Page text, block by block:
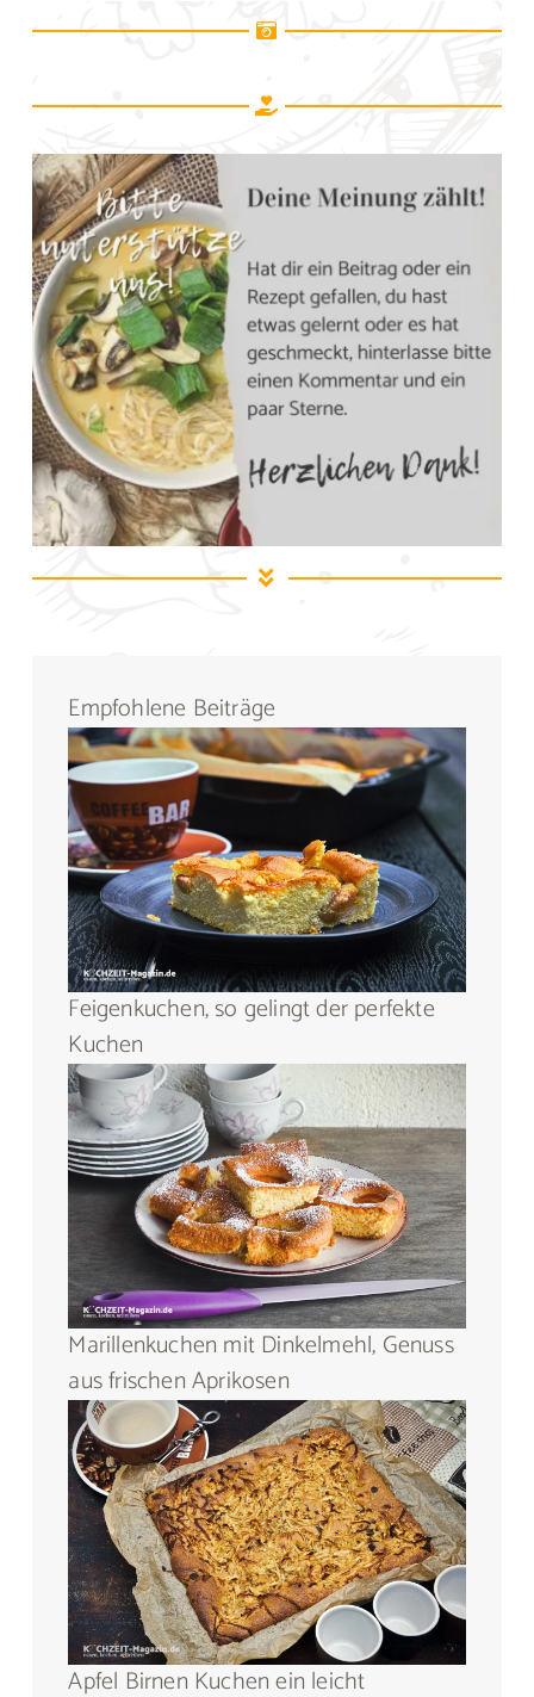
Empfohlene Beiträge
Feigenkuchen, so gelingt der perfekte
Kuchen
Marillenkuchen mit Dinkelmehl, Genuss
aus frischen Aprikosen
Apfel Birnen Kuchen ein leicht